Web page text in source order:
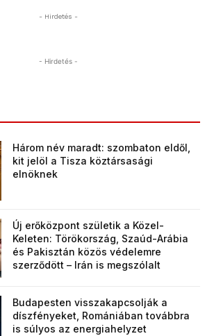
- Hirdetés -
- Hirdetés -
Három név maradt: szombaton eldől,
kit jelöl a Tisza köztársasági
elnöknek
Új erőközpont születik a Közel-
Keleten: Törökország, Szaúd-Arábia
és Pakisztán közös védelemre
szerződött – Irán is megszólalt
Budapesten visszakapcsolják a
díszfényeket, Romániában továbbra
is súlyos az energiahelyzet